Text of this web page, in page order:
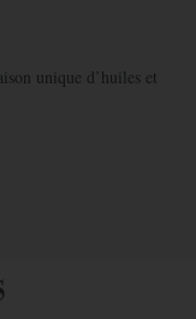
unique d’huiles et